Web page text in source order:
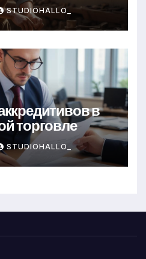
STUDIOHALLO_
в
торговле
STUDIOHALLO_